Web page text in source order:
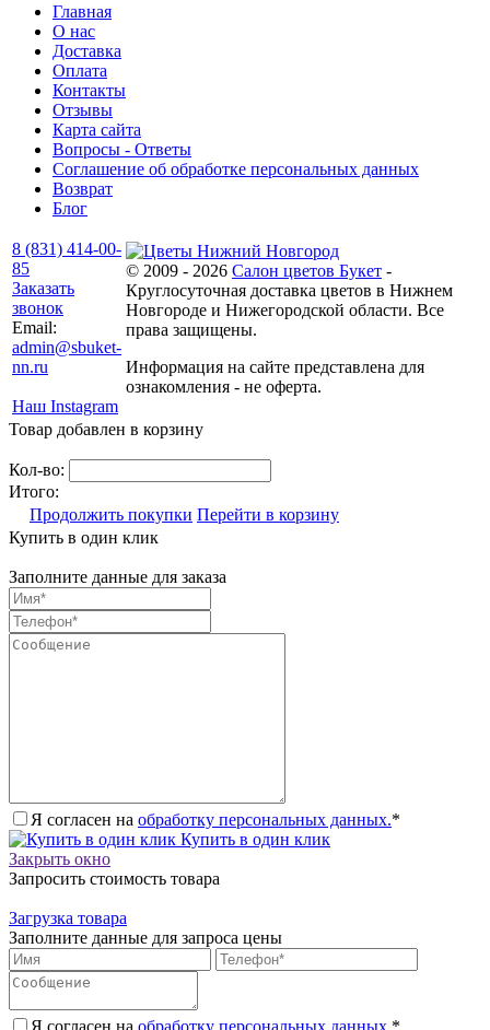
Главная
О нас
Доставка
Оплата
Контакты
Отзывы
Карта сайта
Вопросы - Ответы
Соглашение об обработке персональных данных
Возврат
Блог
8 (831) 414-00-
85
Заказать
звонок
Email:
admin@sbuket-
nn.ru
Наш Instagram
© 2009 - 2026 Салон цветов Букет -
Круглосуточная доставка цветов в Нижнем
Новгороде и Нижегородской области. Все
права защищены.
Информация на сайте представлена для
ознакомления - не оферта.
Товар добавлен в корзину
Кол-во:
Итого:
Продолжить покупки Перейти в корзину
Купить в один клик
Заполните данные для заказа
Я согласен на обработку персональных данных.*
Купить в один клик
Закрыть окно
Запросить стоимость товара
Загрузка товара
Заполните данные для запроса цены
Я согласен на обработку персональных данных. *